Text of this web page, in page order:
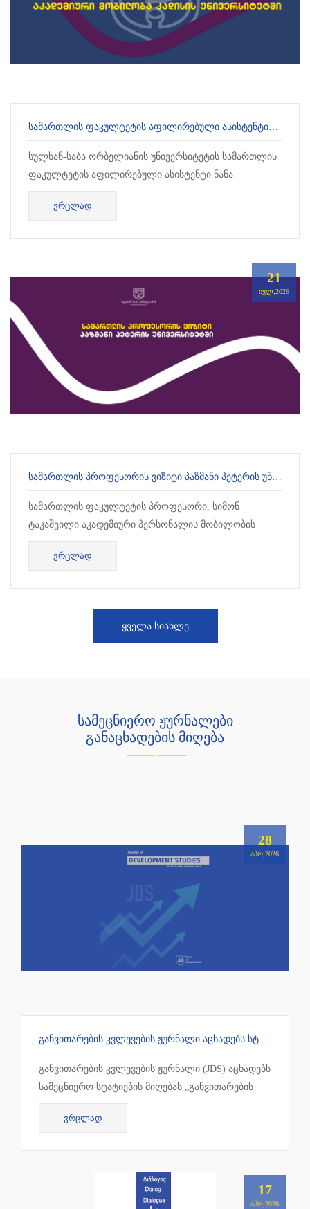
სულხან-საბა ორბელიანის უნივერსიტეტის სამართლის
ფაკულტეტის აფილირებული ასისტენტი ნანა
აღლემაშვილი Erasmus+ KA171 საერთაშორისო
კრედიტების მობ...
ᲕᲠᲪᲚᲐᲓ
21
ᲘᲕᲚ,2026
სამართლის ფაკულტეტის პროფესორი, სიმონ
ტაკაშვილი აკადემიური პერსონალის მობილობის
პროგრამით ბუდაპეშტში, პაზმანი პეტერის კათოლიკურ
უნივერსიტეტ...
ᲕᲠᲪᲚᲐᲓ
ᲧᲕᲔᲚᲐ ᲡᲘᲐᲮᲚᲔ
სამეცნიერო ჟურნალები
განაცხადების მიღება
28
ᲐᲞᲠ,2026
განვითარების კვლევების ჟურნალი (JDS) აცხადებს
სამეცნიერო სტატიების მიღებას „განვითარების
კვლევების სამეცნიერო ჟურნალის“ 2026 წლ...
ᲕᲠᲪᲚᲐᲓ
17
ᲐᲞᲠ,2026